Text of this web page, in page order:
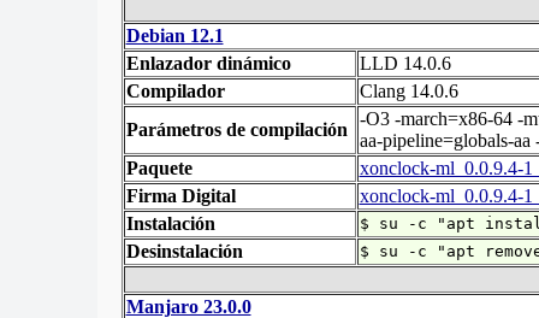
Debian 12.1
Enlazador dinámico
LLD 14.0.6
Compilador
Clang 14.0.6
Parámetros de compilación
-O3 -march=x86-64 -
aa-pipeline=globals-
Paquete
xonclock-ml_0.0.9.4-
Firma Digital
xonclock-ml_0.0.9.4-
Instalación
$ su -c "apt install
Desinstalación $ su -c "apt
Manjaro 23.0.0